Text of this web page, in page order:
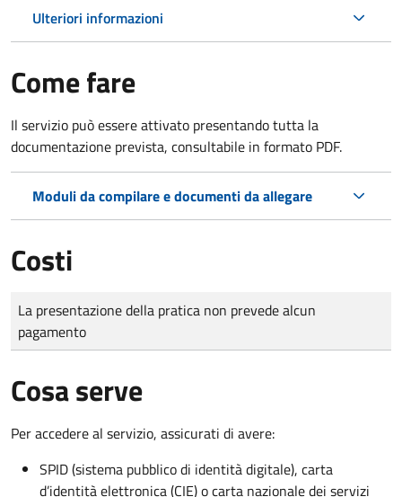
Ulteriori informazioni
Come fare
Il servizio può essere attivato presentando tutta la
documentazione prevista, consultabile in formato PDF.
Moduli da compilare e documenti da allegare
Costi
Tipo di pagamento
Importo
La presentazione della pratica non prevede alcun
pagamento
Cosa serve
Per accedere al servizio, assicurati di avere:
SPID (sistema pubblico di identità digitale), carta
d’identità elettronica (CIE) o carta nazionale dei servizi